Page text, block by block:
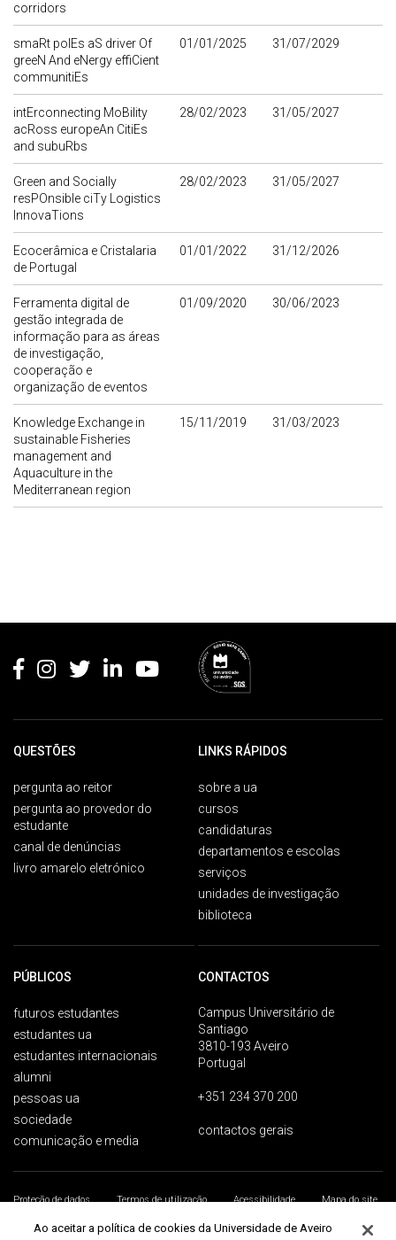
corridors
smaRt polEs aS driver Of
greeN And eNergy effiCient
communitiEs
01/01/2025 31/07/2029
intErconnecting MoBility
acRoss europeAn CitiEs
and subuRbs
28/02/2023 31/05/2027
Green and Socially
resPOnsible ciTy Logistics
InnovaTions
28/02/2023 31/05/2027
Ecocerâmica e Cristalaria
de Portugal
01/01/2022 31/12/2026
Ferramenta digital de
gestão integrada de
informação para as áreas
de investigação,
cooperação e
organização de eventos
01/09/2020 30/06/2023
Knowledge Exchange in
sustainable Fisheries
management and
Aquaculture in the
Mediterranean region
15/11/2019 31/03/2023
QUESTÕES
pergunta ao reitor
pergunta ao provedor do
estudante
canal de denúncias
livro amarelo eletrónico
LINKS RÁPIDOS
sobre a ua
cursos
candidaturas
departamentos e escolas
serviços
unidades de investigação
biblioteca
PÚBLICOS
futuros estudantes
estudantes ua
estudantes internacionais
alumni
pessoas ua
sociedade
comunicação e media
CONTACTOS
Campus Universitário de
Santiago
3810-193 Aveiro
Portugal
+351 234 370 200
contactos gerais
Proteção de dados Termos de utilização Acessibilidade
Mapa do site
Universidade de Aveiro 2026
Ao aceitar a política de cookies da Universidade de Aveiro